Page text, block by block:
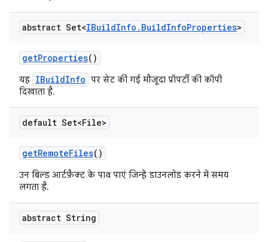
abstract Set<IBuildInfo . BuildInfoProperties>
getProperties()
यह IBuildInfo पर सेट की गई मौजूदा प्रॉपर्टी की कॉपी
दिखाता है.
default Set<File>
getRemoteFiles()
उन बिल्ड आर्टफ़ैक्ट के पाथ पाएं जिन्हें डाउनलोड करने में समय
लगता है.
abstract String